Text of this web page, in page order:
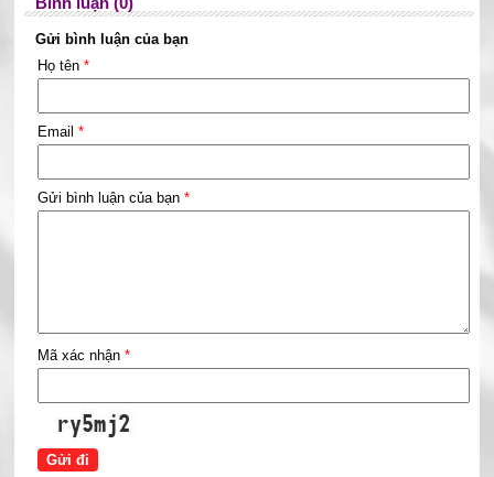
Gửi bình luận của bạn
Họ tên *
Email *
Gửi bình luận của bạn *
Mã xác nhận *